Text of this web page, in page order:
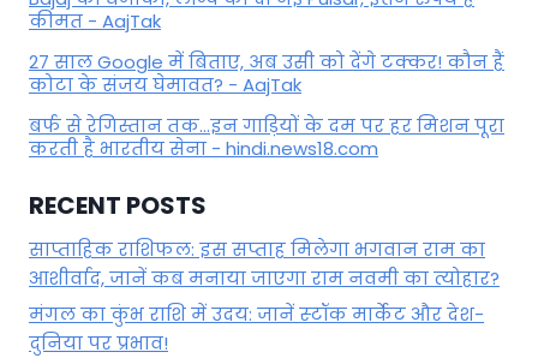
कीमत - AajTak
27 साल Google में बिताए, अब उसी को देंगे टक्कर! कौन हैं
कोटा के संजय घेमावत? - AajTak
बर्फ से रेगिस्तान तक...इन गाड़ियों के दम पर हर मिशन पूरा
करती है भारतीय सेना - hindi.news18.com
RECENT POSTS
साप्ताहिक राशिफल: इस सप्ताह मिलेगा भगवान राम का
आशीर्वाद, जानें कब मनाया जाएगा राम नवमी का त्योहार?
मंगल का कुंभ राशि में उदय: जानें स्‍टॉक मार्केट और देश-
दुनिया पर प्रभाव!